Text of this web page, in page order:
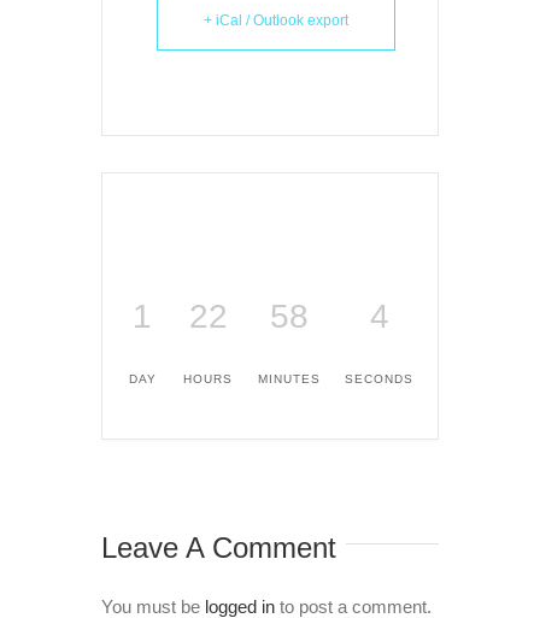
+ iCal / Outlook export
1
DAY
22
HOURS
58
MINUTES
4
SECONDS
Leave A Comment
You must be logged in to post a comment.